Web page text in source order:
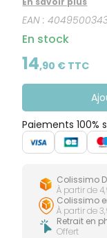
Sprays
Bains de
bouche
Gencives
Jambes
immédiate et un
molécules de
l'apparition
coton » douce et
silencieuse et
EAN :
En stock
14,90 € TTC
Paiements 100%
Colissimo
À partir de
Colissimo
À partir de
Retrait en
Offert